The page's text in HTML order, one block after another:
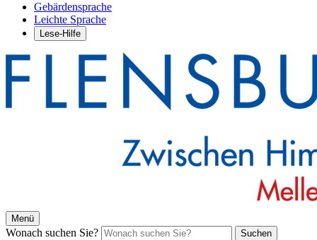
Gebärdensprache
Leichte Sprache
Lese-Hilfe
Menü
Wonach suchen Sie?
Suchen